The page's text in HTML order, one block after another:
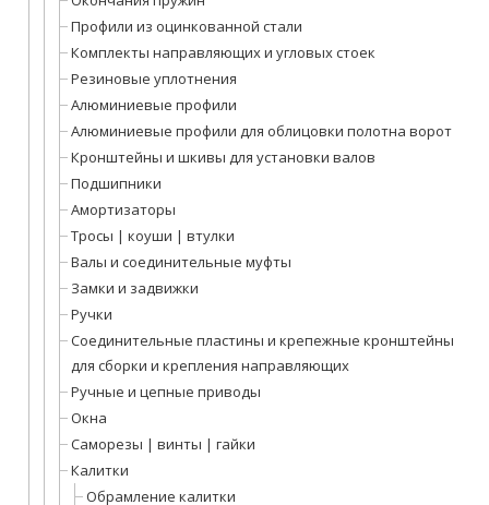
Профили из оцинкованной стали
Комплекты направляющих и угловых стоек
Резиновые уплотнения
Алюминиевые профили
Алюминиевые профили для облицовки полотна ворот
Кронштейны и шкивы для установки валов
Подшипники
Амортизаторы
Тросы | коуши | втулки
Валы и соединительные муфты
Замки и задвижки
Ручки
Соединительные пластины и крепежные кронштейны
для сборки и крепления направляющих
Ручные и цепные приводы
Окна
Саморезы | винты | гайки
Калитки
Обрамление калитки